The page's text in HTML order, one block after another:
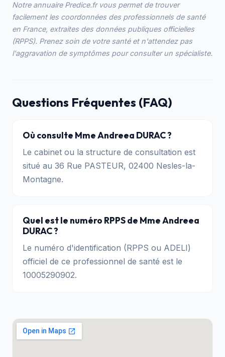
Notre annuaire Predice.fr vous permet de trouver
facilement les coordonnées des professionnels de santé
en France, extraites des données publiques officielles
(RPPS). Prenez soin de votre santé et n'attendez pas
l'aggravation de symptômes pour consulter un spécialiste.
Questions Fréquentes (FAQ)
Où consulte Mme Andreea DURAC ?
Le cabinet ou la structure de consultation est
situé au 36 Rue PASTEUR, 02400 Nesles-la-
Montagne.
Quel est le numéro RPPS de Mme Andreea
DURAC ?
Le numéro d'identification (RPPS ou ADELI)
officiel de ce professionnel de santé est le
10005290902.